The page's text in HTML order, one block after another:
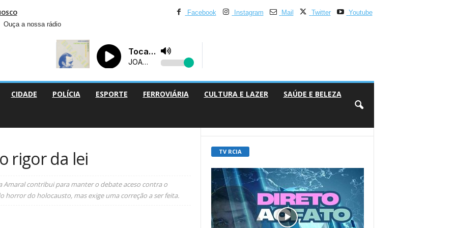
Facebook Instagram Mail Twitter
Youtube
Ouça a nossa rádio
CIDADE POLÍCIA ESPORTE FERROVIÁRIA CULTURA E LAZER SAÚDE E BELEZA
rigor da lei
Amaral contribui para manter o debate aceso contra o
horror do holocausto, mas exige uma correção a ser feita.
TV RCIA